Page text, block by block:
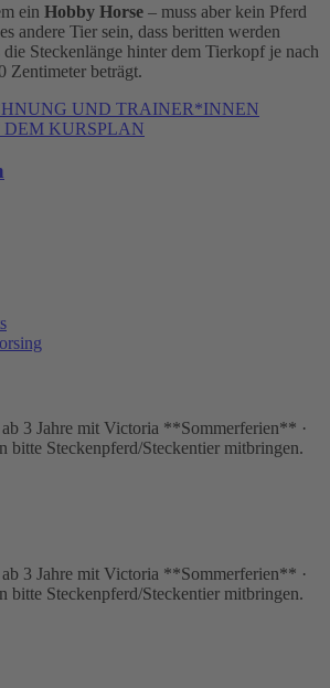
ein Hobby Horse – muss aber kein Pferd
andere Tier sein, dass beritten werden
Steckenlänge hinter dem Tierkopf je nach
Zentimeter beträgt.
UND TRAINER*INNEN
DEM KURSPLAN
ab 3 Jahre mit Victoria **Sommerferien** ·
bitte Steckenpferd/Steckentier mitbringen.
ab 3 Jahre mit Victoria **Sommerferien** ·
bitte Steckenpferd/Steckentier mitbringen.